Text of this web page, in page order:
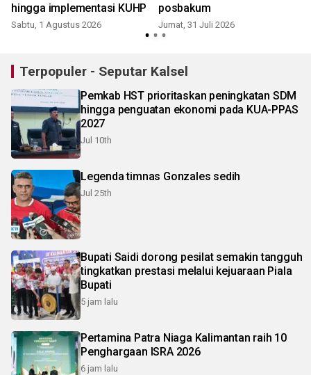
hingga implementasi KUHP
Sabtu, 1 Agustus 2026
posbakum
Jumat, 31 Juli 2026
Terpopuler - Seputar Kalsel
Pemkab HST prioritaskan peningkatan SDM
hingga penguatan ekonomi pada KUA-PPAS
2027
Jul 10th
Legenda timnas Gonzales sedih
Jul 25th
Bupati Saidi dorong pesilat semakin tangguh
tingkatkan prestasi melalui kejuaraan Piala
Bupati
5 jam lalu
Pertamina Patra Niaga Kalimantan raih 10
Penghargaan ISRA 2026
6 jam lalu